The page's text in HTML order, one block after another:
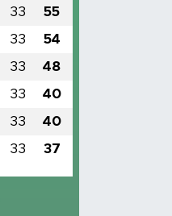
33 55
33 54
33 48
33 40
33 40
33 37